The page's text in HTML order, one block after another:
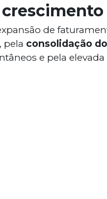
de
, pela consolidação
e pela